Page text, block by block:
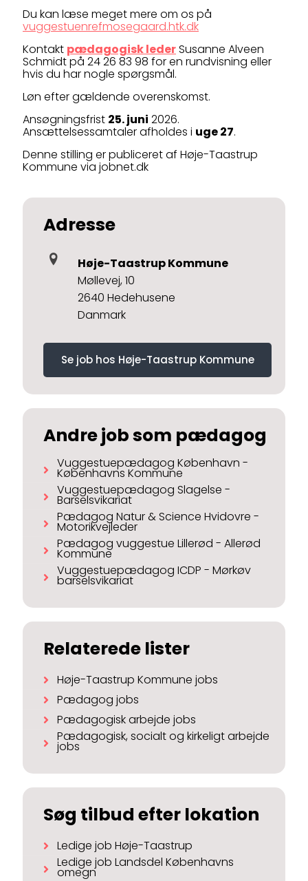
Du kan læse meget mere om os på
vuggestuenrefmosegaard.htk.dk
Kontakt pædagogisk lederSusanne Alveen
Schmidt på 24 26 83 98 for en rundvisning eller
hvis du har nogle spørgsmål.
Løn efter gældende overenskomst.
Ansøgningsfrist 25. juni 2026.
Ansættelsessamtaler afholdes i uge 27.
Denne stilling er publiceret af Høje-Taastrup
Kommune via jobnet.dk
Adresse
Høje-Taastrup Kommune
Møllevej, 10
2640 Hedehusene
Danmark
Se job hos Høje-Taastrup Kommune
Andre job som pædagog
Vuggestuepædagog København -
Københavns Kommune
Vuggestuepædagog Slagelse -
Barselsvikariat
Pædagog Natur & Science Hvidovre -
Motorikvejleder
Pædagog vuggestue Lillerød - Allerød
Kommune
Vuggestuepædagog ICDP - Mørkøv
barselsvikariat
Relaterede lister
Høje-Taastrup Kommune jobs
Pædagog jobs
Pædagogisk arbejde jobs
Pædagogisk, socialt og kirkeligt arbejde
jobs
Søg tilbud efter lokation
Ledige job Høje-Taastrup
Ledige job Landsdel Københavns
omegn